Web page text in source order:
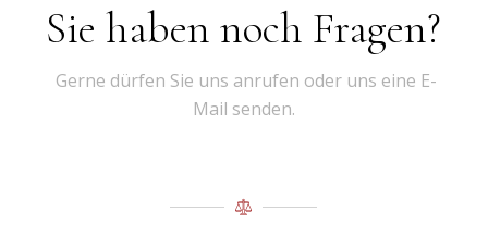
Sie haben noch Fragen?
Gerne dürfen Sie uns anrufen oder uns eine E-
Mail senden.